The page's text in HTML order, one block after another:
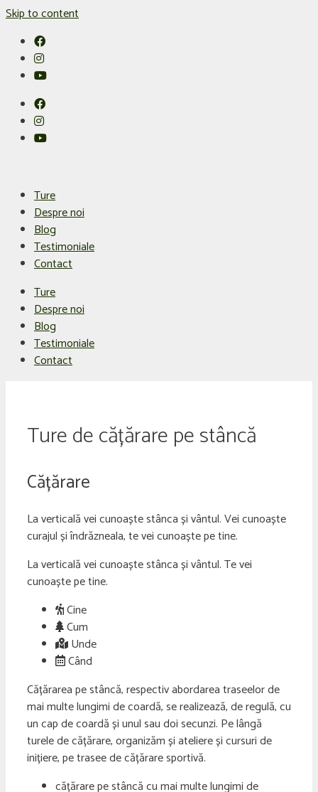
Skip to content
Ture
Despre noi
Blog
Testimoniale
Contact
Ture
Despre noi
Blog
Testimoniale
Contact
Ture de cățărare pe stâncă
Cățărare
La verticală vei cunoaște stânca și vântul. Vei cunoaște
curajul și îndrăzneala, te vei cunoaște pe tine.
La verticală vei cunoaște stânca și vântul. Te vei
cunoaște pe tine.
Cine
Cum
Unde
Când
Cățărarea pe stâncă, respectiv abordarea traseelor de
mai multe lungimi de coardă, se realizează, de regulă, cu
un cap de coardă și unul sau doi secunzi. Pe lângă
turele de cățărare, organizăm și ateliere și cursuri de
inițiere, pe trasee de cățărare sportivă.
cățărare pe stâncă cu mai multe lungimi de